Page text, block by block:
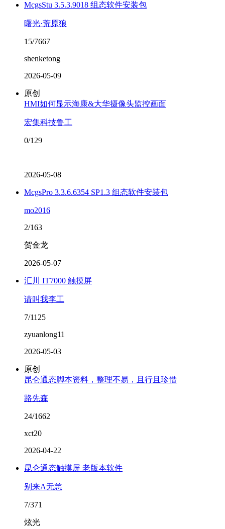
McgsStu 3.5.3.9018 组态软件安装包
曙光·荒原狼
15/7667
shenketong
2026-05-09
原创
HMI如何显示海康&大华摄像头监控画面
宏集科技鲁工
0/129
2026-05-08
McgsPro 3.3.6.6354 SP1.3 组态软件安装包
mo2016
2/163
贺金龙
2026-05-07
汇川 IT7000 触摸屏
请叫我李工
7/1125
zyuanlong11
2026-05-03
原创
昆仑通态脚本资料，整理不易，且行且珍惜
路先森
24/1662
xct20
2026-04-22
昆仑通态触摸屏 老版本软件
别来A无恙
7/371
炫光